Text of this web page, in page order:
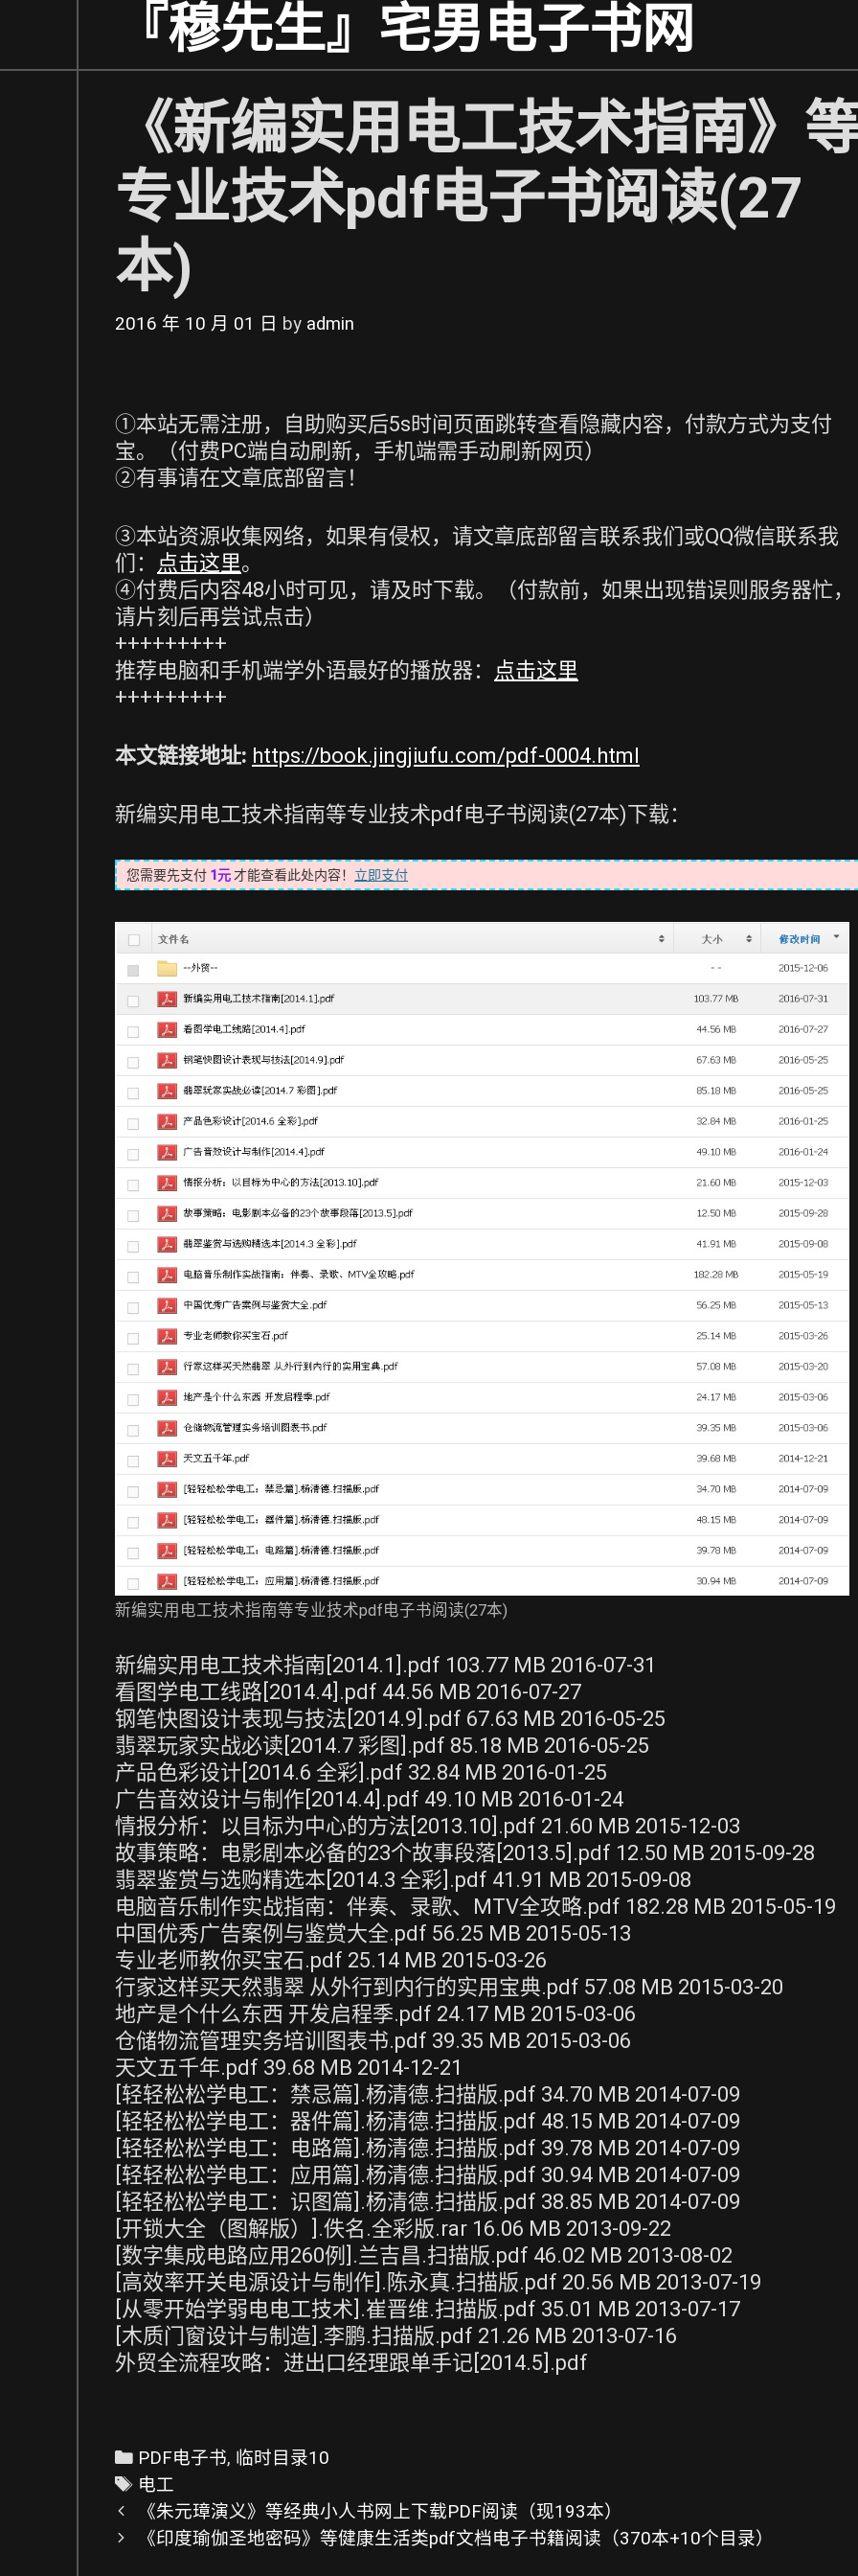
content
『穆先生』宅男电子书网
《新编实用电工技术指南》
专业技术pdf电子书阅读(27
本)
2016 年 10 月 01 日 by admin
①本站无需注册，自助购买后5s时间页面跳转查看隐藏内容，付款方式为支付
宝。（付费PC端自动刷新，手机端需手动刷新网页）
②有事请在文章底部留言！
③本站资源收集网络，如果有侵权，请文章底部留言联系我们或QQ微信联系我
们： 点击这里。
④付费后内容48小时可见，请及时下载。（付款前，如果出现错误则服务器忙，
请片刻后再尝试点击）
+++++++++
推荐电脑和手机端学外语最好的播放器： 点击这里
+++++++++
本文链接地址: https://book.jingjiufu.com/pdf-0004.html
新编实用电工技术指南等专业技术pdf电子书阅读(27本)下载：
您需要先支付 1元才能查看此处内容！ 立即支付
新编实用电工技术指南等专业技术pdf电子书阅读(27本)
新编实用电工技术指南[2014.1].pdf 103.77 MB 2016-07-31
看图学电工线路[2014.4].pdf 44.56 MB 2016-07-27
钢笔快图设计表现与技法[2014.9].pdf 67.63 MB 2016-05-25
翡翠玩家实战必读[2014.7 彩图].pdf 85.18 MB 2016-05-25
产品色彩设计[2014.6 全彩].pdf 32.84 MB 2016-01-25
广告音效设计与制作[2014.4].pdf 49.10 MB 2016-01-24
情报分析：以目标为中心的方法[2013.10].pdf 21.60 MB 2015-12-03
故事策略：电影剧本必备的23个故事段落[2013.5].pdf 12.50 MB 2015-09-28
翡翠鉴赏与选购精选本[2014.3 全彩].pdf 41.91 MB 2015-09-08
电脑音乐制作实战指南：伴奏、录歌、MTV全攻略.pdf 182.28 MB 2015-05-19
中国优秀广告案例与鉴赏大全.pdf 56.25 MB 2015-05-13
专业老师教你买宝石.pdf 25.14 MB 2015-03-26
行家这样买天然翡翠 从外行到内行的实用宝典.pdf 57.08 MB 2015-03-20
地产是个什么东西 开发启程季.pdf 24.17 MB 2015-03-06
仓储物流管理实务培训图表书.pdf 39.35 MB 2015-03-06
天文五千年.pdf 39.68 MB 2014-12-21
[轻轻松松学电工：禁忌篇].杨清德.扫描版.pdf 34.70 MB 2014-07-09
[轻轻松松学电工：器件篇].杨清德.扫描版.pdf 48.15 MB 2014-07-09
[轻轻松松学电工：电路篇].杨清德.扫描版.pdf 39.78 MB 2014-07-09
[轻轻松松学电工：应用篇].杨清德.扫描版.pdf 30.94 MB 2014-07-09
[轻轻松松学电工：识图篇].杨清德.扫描版.pdf 38.85 MB 2014-07-09
[开锁大全（图解版）].佚名.全彩版.rar 16.06 MB 2013-09-22
[数字集成电路应用260例].兰吉昌.扫描版.pdf 46.02 MB 2013-08-02
[高效率开关电源设计与制作].陈永真.扫描版.pdf 20.56 MB 2013-07-19
[从零开始学弱电电工技术].崔晋维.扫描版.pdf 35.01 MB 2013-07-17
[木质门窗设计与制造].李鹏.扫描版.pdf 21.26 MB 2013-07-16
外贸全流程攻略：进出口经理跟单手记[2014.5].pdf
C
a
e
PDF电子书, 临时目录10
T
a
g
电工
P
o
《朱元璋演义》等经典小人书网上下载PDF阅读（现193本）
《印度瑜伽圣地密码》等健康生活类pdf文档电子书籍阅读（370本+10个目录）